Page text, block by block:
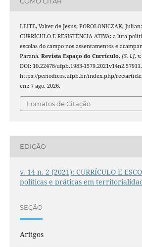
LEITE, Valter de Jesus; POROLONICZAK,
CURRÍCULO E RESISTÊNCIA ATIVA: a luta
escolas do campo nos assentamentos e
Paraná. Revista Espaço do Currículo, [S. l.],
DOI: 10.22478/ufpb.1983-
https://periodicos.ufpb.br/index.php/rec/article/
em: 7 ago. 2026.
Fomatos de Citação
EDIÇÃO
v. 14 n. 2 (2021): CURRÍCULO E
políticas e práticas em
SEÇÃO
Artigos